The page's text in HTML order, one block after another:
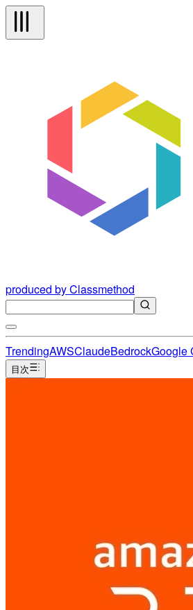
produced by Classmethod
TrendingAWSClaudeBedrockGoogle
目次